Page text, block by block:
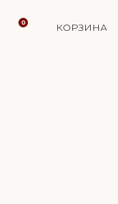
0 КОРЗИНА